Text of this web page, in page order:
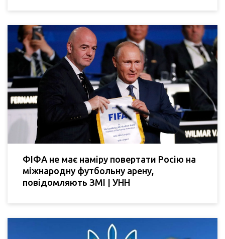
ФІФА не має наміру повертати Росію на
міжнародну футбольну арену,
повідомляють ЗМІ | УНН